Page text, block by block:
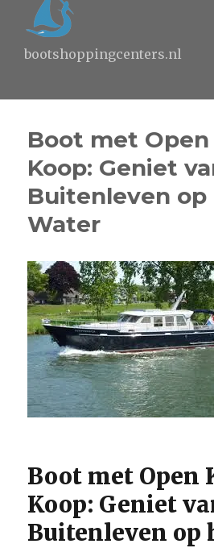
bootshoppingcenters.nl
Boot met
Koop: Geniet
Buitenleven op
Water
Boot met Open
Koop: Geniet
Buitenleven op